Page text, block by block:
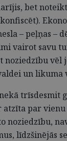
bet
– peļņas –
vairot savu
noziedzību vēl
un likuma
trīsdesmit
par
noziedzību,
līdzšinējās